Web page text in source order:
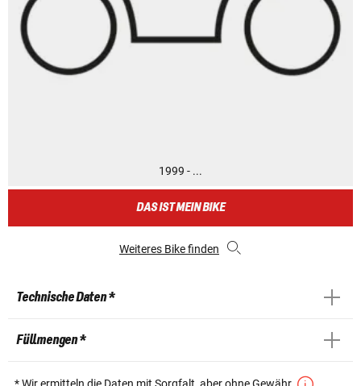
1999 - ...
DAS IST MEIN BIKE
Weiteres Bike finden
Technische Daten *
Füllmengen *
* Wir ermitteln die Daten mit Sorgfalt, aber ohne Gewähr